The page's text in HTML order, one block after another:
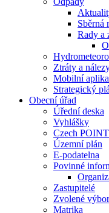
Sběrná
Rady a
Ztráty a
Mobilní
Strategický
Obecní úřad
Úřední deska
Vyhlášky
Czech POINT
Územní plán
E-podatelna
Povinné
Zastupitelé
Zvolené
Matrika